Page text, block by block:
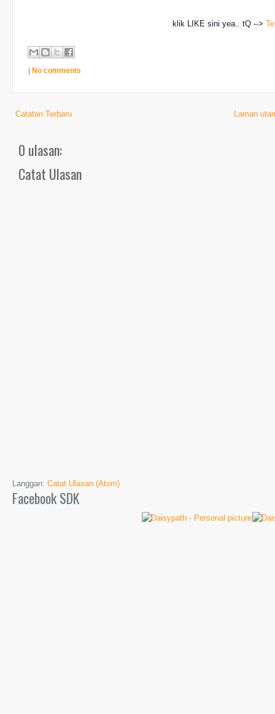
klik LIKE sini yea.. tQ -->
No comments
Catatan Terbaru Laman
0 ulasan:
Catat Ulasan
Langgan: Catat Ulasan (Atom)
Facebook SDK